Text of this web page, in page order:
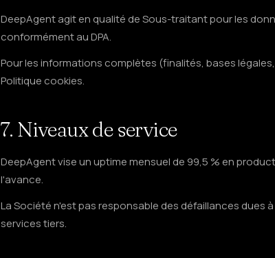
DeepAgent agit en qualité de Sous-traitant pour les
conformément au DPA.
Pour les informations complètes (finalités, bases
Politique cookies.
7. Niveaux de service
DeepAgent vise un uptime mensuel de 99,5 % en
l'avance.
La Société n'est pas responsable des défaillances dues
services tiers.